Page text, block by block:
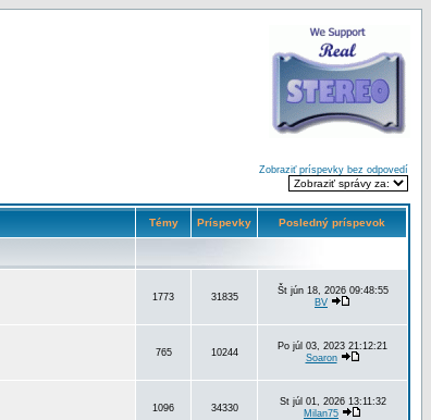
Zobraziť príspevky bez odpovedí
Témy Príspevky Posledný príspevok
1773 31835
Št jún 18, 2026 09:48:55
BV
765 10244
Po júl 03, 2023 21:12:21
Soaron
1096 34330
St júl 01, 2026 13:11:32
Milan75